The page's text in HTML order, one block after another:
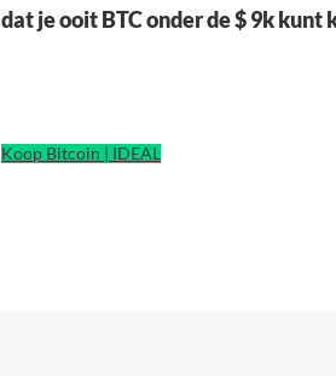
dat je ooit BTC onder de $ 9k kunt
Koop Bitcoin | IDEAL